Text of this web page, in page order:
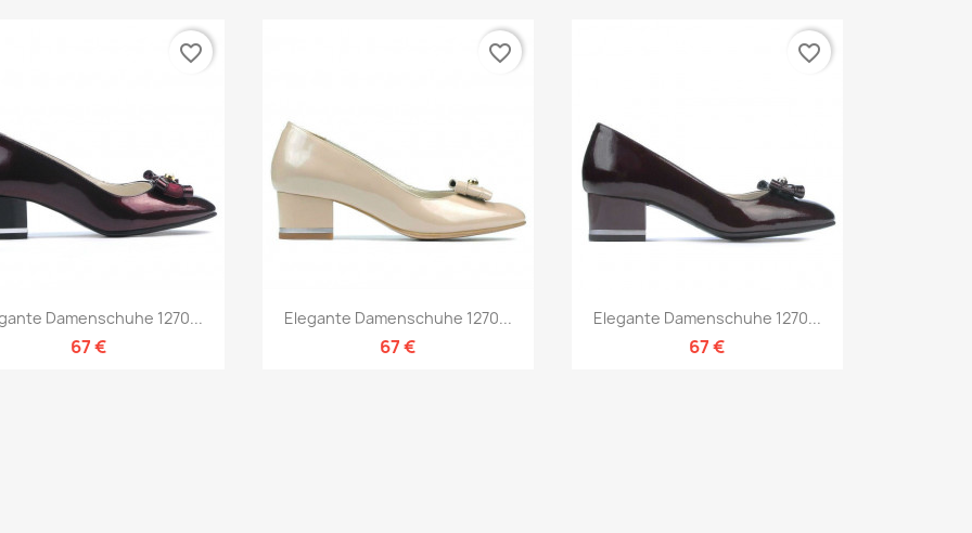
Vorschau
Damenschuhe 1270...
67 €
favorite_border
Vorschau
Elegante Damenschuhe 1270...
67 €
favorite_border
Vorschau
Elegante Damenschuhe 1270...
67 €
favorite_border